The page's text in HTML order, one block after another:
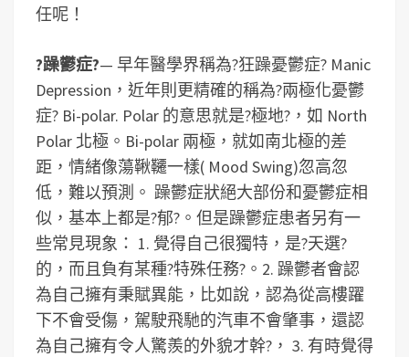
任呢！
?躁鬱症?— 早年醫學界稱為?狂躁憂鬱症? Manic
Depression，近年則更精確的稱為?兩極化憂鬱
症? Bi-polar. Polar 的意思就是?極地?，如 North
Polar 北極。Bi-polar 兩極，就如南北極的差
距，情緒像蕩鞦韆一樣( Mood Swing)忽高忽
低，難以預測。 躁鬱症狀絕大部份和憂鬱症相
似，基本上都是?郁?。但是躁鬱症患者另有一
些常見現象： 1. 覺得自己很獨特，是?天選?
的，而且負有某種?特殊任務?。 2. 躁鬱者會認
為自己擁有秉賦異能，比如說，認為從高樓躍
下不會受傷，駕駛飛馳的汽車不會肇事，還認
為自己擁有令人驚羨的外貌才幹?， 3. 有時覺得